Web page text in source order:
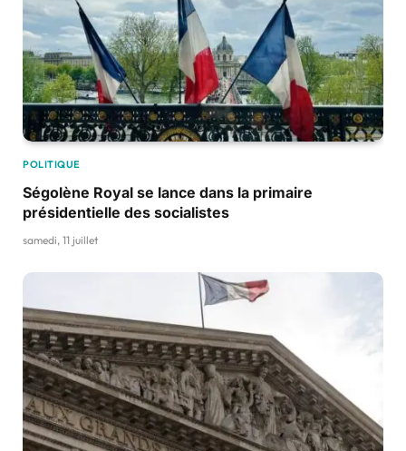
POLITIQUE
Ségolène Royal se lance dans la primaire
présidentielle des socialistes
samedi, 11 juillet